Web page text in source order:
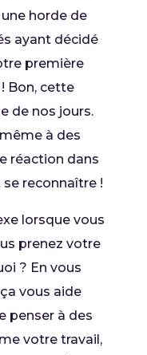
horde de
ayant décidé
première
Bon, cette
de nos jours.
à des
réaction dans
reconnaître !
lorsque vous
prenez votre
? En vous
vous aide
penser à des
votre travail,